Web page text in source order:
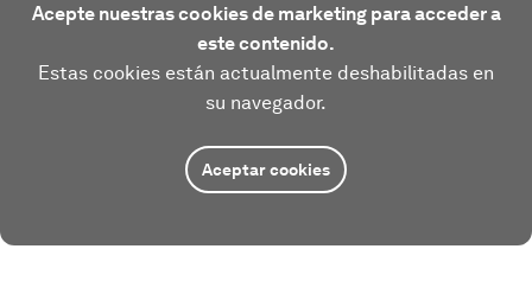
Acepte nuestras cookies de marketing para acceder a
este contenido.
Estas cookies están actualmente deshabilitadas en
su navegador.
Aceptar cookies